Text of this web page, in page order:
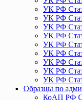
УК РФ
УК РФ
УК РФ
УК РФ
УК РФ
УК РФ
УК РФ
УК РФ
УК РФ
Образцы по
КоАП РФ